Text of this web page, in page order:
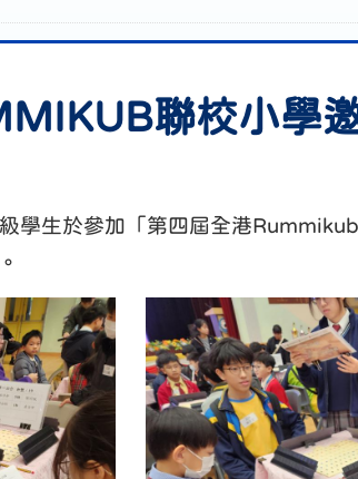
聯校小學
學生於參加「第四屆全港